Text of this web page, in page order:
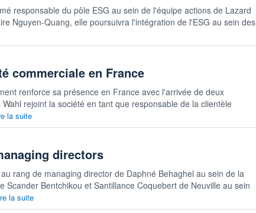
responsable du pôle ESG au sein de l'équipe actions de Lazard
Nguyen-Quang, elle poursuivra l'intégration de l'ESG au sein des
commerciale en France
renforce sa présence en France avec l'arrivée de deux
rejoint la société en tant que responsable de la clientèle
la suite
directors
rang de managing director de Daphné Behaghel au sein de la
Bentchikou et Santillance Coquebert de Neuville au sein
la suite